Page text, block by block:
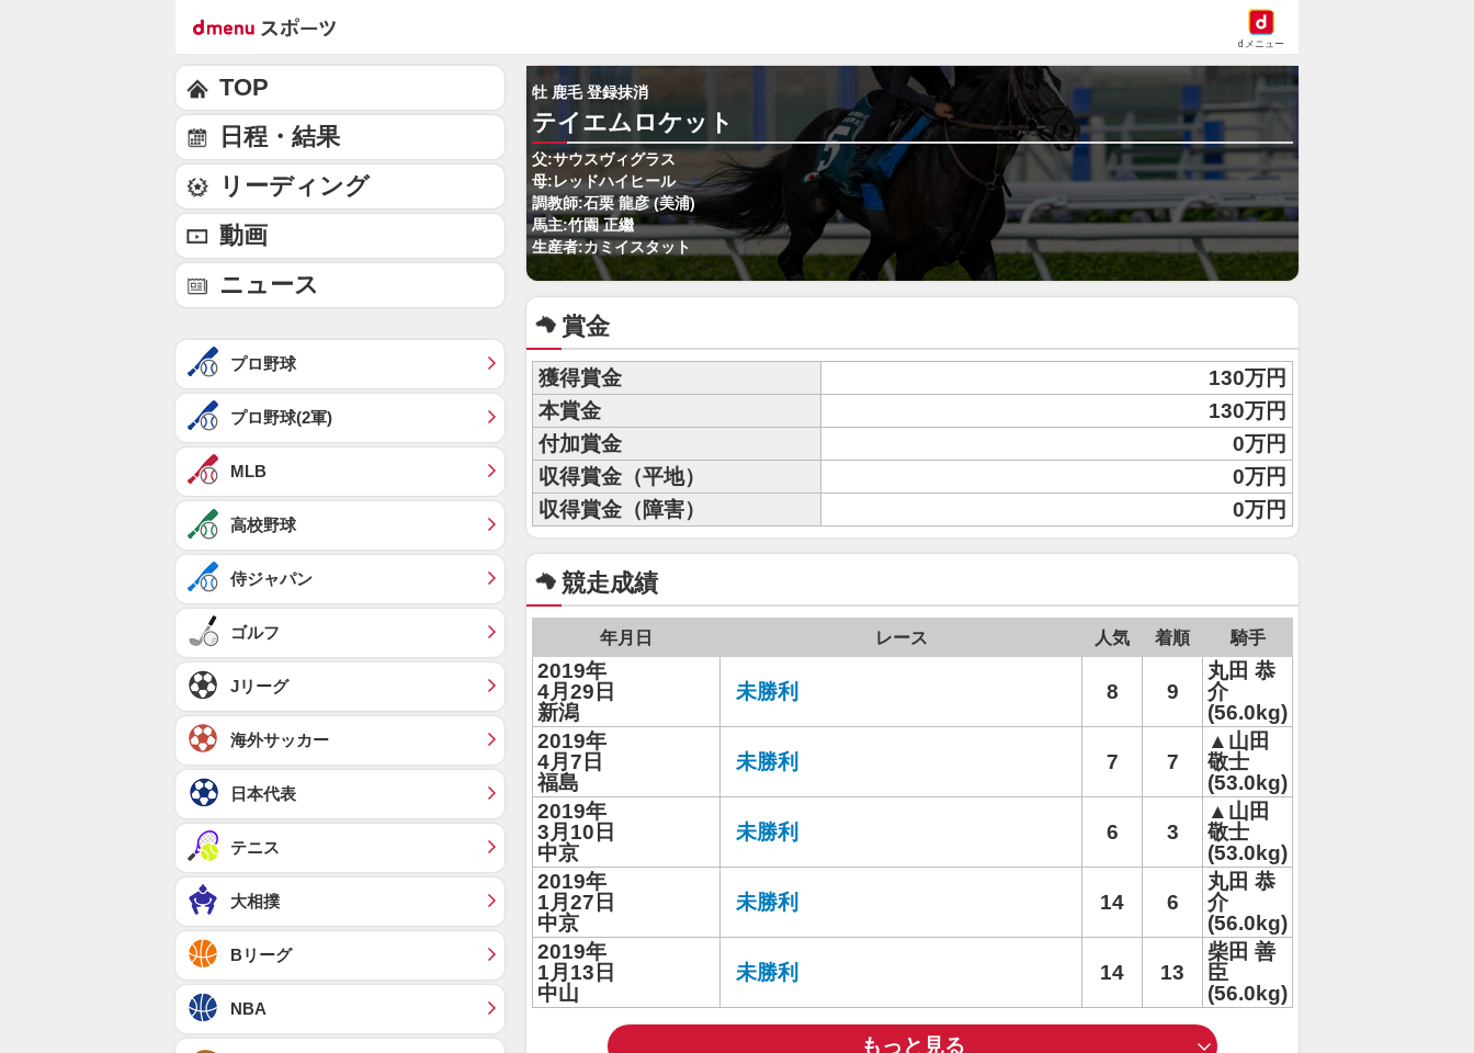
dメニュー
牡 鹿毛 登録抹消
テイエムロケット
父:サウスヴィグラス
母:レッドハイヒール
調教師:石栗 龍彦 (美浦)
馬主:竹園 正繼
生産者:カミイスタット
賞金
獲得賞金
130万円
本賞金
130万円
付加賞金
0万円
収得賞金（平地）
0万円
収得賞金（障害）
0万円
競走成績
年月日 レース 人気 着順 騎手
2019年
4月29日
新潟
未勝利 8 9
丸田 恭
介
(56.0kg)
2019年
4月7日
福島
未勝利 7 7
▲山田
敬士
(53.0kg)
2019年
3月10日
中京
未勝利 6 3
▲山田
敬士
(53.0kg)
2019年
1月27日
中京
未勝利 14 6
丸田 恭
介
(56.0kg)
2019年
1月13日
中山
未勝利 14 13
柴田 善
臣
(56.0kg)
もっと見る
TOP
日程・結果
リーディング
動画
ニュース
プロ野球
プロ野球(2軍)
MLB
高校野球
侍ジャパン
ゴルフ
Jリーグ
海外サッカー
日本代表
テニス
大相撲
Bリーグ
NBA